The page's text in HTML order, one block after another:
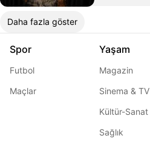
Daha fazla göster
Spor
Futbol
Maçlar
Yaşam
Magazin
Sinema & TV
Kültür-Sanat
Sağlık